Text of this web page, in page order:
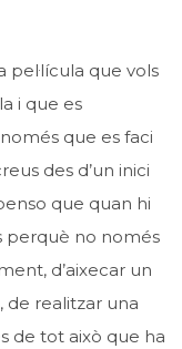
que vols
i que es
que es faci
des d’un inici
que quan hi
perquè no només
d’aixecar un
de realitzar una
de tot això que ha